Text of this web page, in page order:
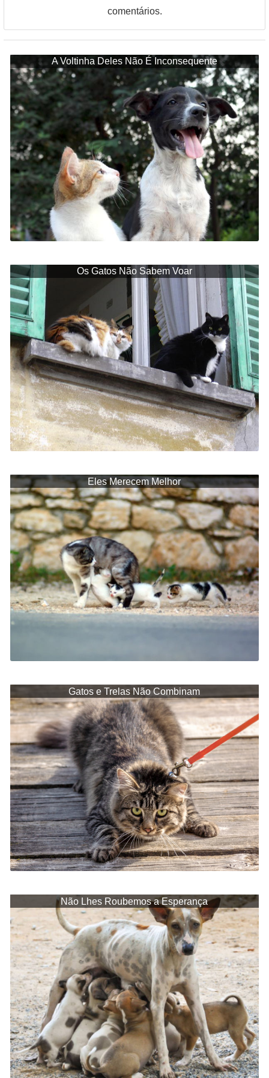
comentários.
A Voltinha Deles Não É Inconsequente
Os Gatos Não Sabem Voar
Eles Merecem Melhor
Gatos e Trelas Não Combinam
Não Lhes Roubemos a Esperança